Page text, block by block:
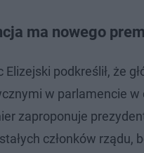
ma nowego
Elizejski podkreślił, że
w parlamencie
zaproponuje
członków